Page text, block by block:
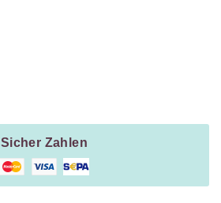
Sicher Zahlen